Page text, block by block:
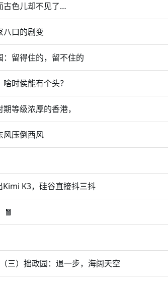
古色儿却不见了…
八口的剧变
：留得住的，留不住的
时侯能有个头？
等级浓厚的香港，
风压倒西风
K3，硅谷直接抖三抖
🧧
三）拙政园：退一步，海阔天空